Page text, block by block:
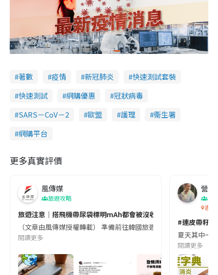
著數 疫情 新冠肺炎
快速測試套裝
快速測試
網購優惠
冠狀病毒
SARS－CoV－2
歐盟 護理
衞生署
網購平台
更多真實評價
風傳媒
旅遊攻略
旅遊注意｜搭飛機帶尿袋標明mAh都會被沒收😱出發前切記檢查
（文章由風傳媒授權轉載） 準備前往韓國旅遊的民眾，近期要
閱讀更多
營養
香港
#連皮帶籽
夏天其中一
閱讀更多